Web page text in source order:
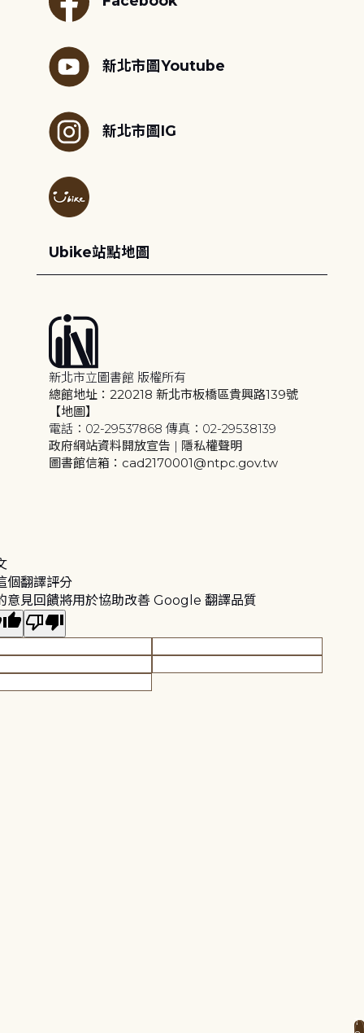
新北市圖Youtube
新北市圖IG
Ubike站點地圖
新北市立圖書館 版權所有
總館地址：220218 新北市板橋區貴興路139號
【地圖】
電話：02-29537868 傳真：02-29538139
政府網站資料開放宣告 | 隱私權聲明
圖書館信箱：cad2170001@ntpc.gov.tw
個翻譯評分
意見回饋將用於協助改善 Google 翻譯品質